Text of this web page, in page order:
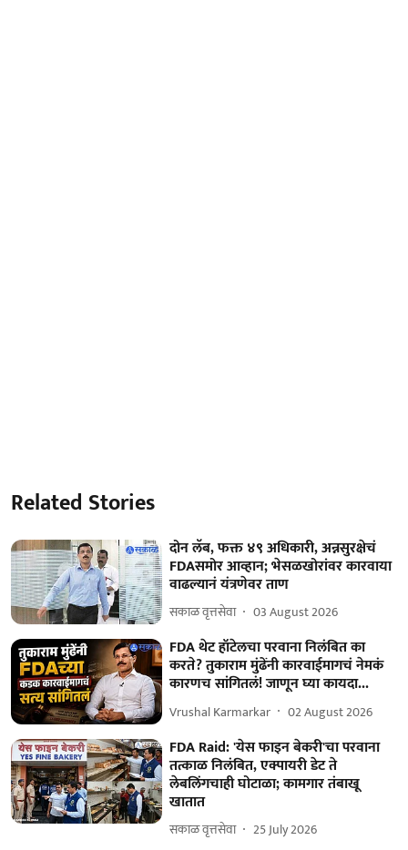
Related Stories
दोन लॅब, फक्त ४९ अधिकारी, अन्नसुरक्षेचं
FDAसमोर आव्हान; भेसळखोरांवर कारवाया
वाढल्यानं यंत्रणेवर ताण
सकाळ वृत्तसेवा 03 August 2026
FDA थेट हॉटेलचा परवाना निलंबित का
करते? तुकाराम मुंढेंनी कारवाईमागचं नेमकं
कारणच सांगितलं! जाणून घ्या कायदा...
Vrushal Karmarkar 02 August 2026
FDA Raid: 'येस फाइन बेकरी'चा परवाना
तत्काळ निलंबित, एक्पायरी डेट ते
लेबलिंगचाही घोटाळा; कामगार तंबाखू
खातात
सकाळ वृत्तसेवा 25 July 2026